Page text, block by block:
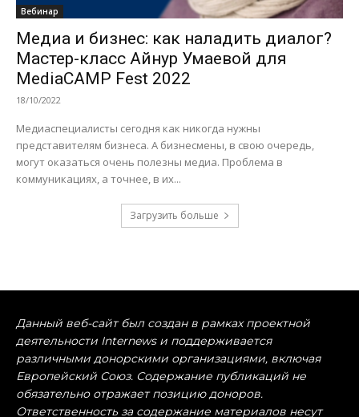
Вебинар
Медиа и бизнес: как наладить диалог?
Мастер-класс Айнур Умаевой для
MediaCAMP Fest 2022
18/10/2022
Медиаспециалисты сегодня как никогда нужны
представителям бизнеса. А бизнесмены, в свою очередь,
могут оказаться очень полезны медиа. Проблема в
коммуникациях, а точнее, в их...
Загрузить больше
Данный веб-сайт был создан в рамках проектной
деятельности Internews и поддерживается
различными донорскими организациями, включая
Европейский Союз. Содержание публикаций не
обязательно отражает позицию доноров.
Ответственность за содержание материалов несут